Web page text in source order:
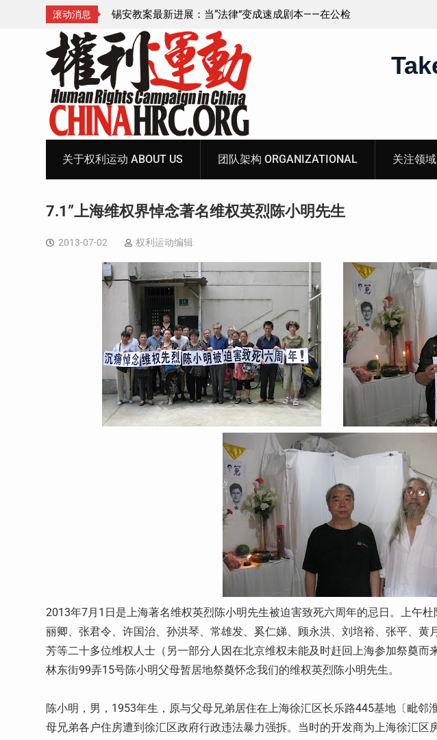
滚动消息
速成剧本——在公检 锡安教案王聪女士被抓更多细节曝光 之一
关于权利运动 ABOUT US 团队架构 ORGANIZATIONAL 关注领域
7.1”上海维权界悼念著名维权英烈陈小明先生
2013-07-02 权利运动编辑
2013年7月1日是上海著名维权英烈陈小明先生被迫害致死六周年的忌日。上午
丽卿、张君令、许国治、孙洪琴、常雄发、奚仁娣、顾永洪、刘培裕、张平、黄
芳等二十多位维权人士（另一部分人因在北京维权未能及时赶回上海参加祭奠而
林东街99弄15号陈小明父母暂居地祭奠怀念我们的维权英烈陈小明先生。
陈小明，男，1953年生，原与父母兄弟居住在上海徐汇区长乐路445基地〔毗邻
母兄弟各户住房遭到徐汇区政府行政违法暴力强拆。当时的开发商为上海徐汇区